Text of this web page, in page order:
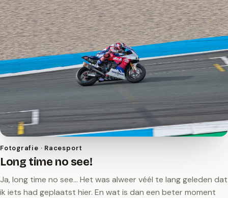
Fotografie · Racesport
Long time no see!
Ja, long time no see… Het was alweer véél te lang geleden dat
ik iets had geplaatst hier. En wat is dan een beter moment